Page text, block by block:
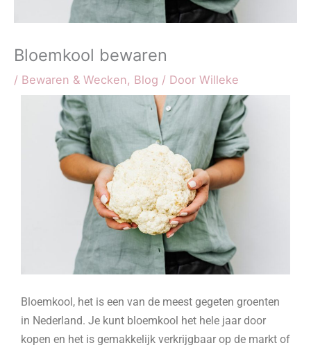
Bloemkool bewaren
/ Bewaren & Wecken, Blog / Door Willeke
Bloemkool, het is een van de meest gegeten groenten
in Nederland. Je kunt bloemkool het hele jaar door
kopen en het is gemakkelijk verkrijgbaar op de markt of